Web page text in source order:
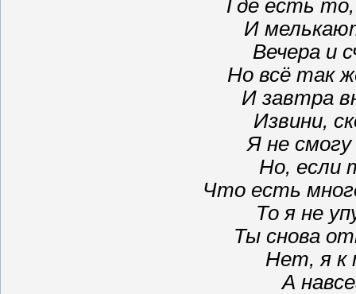
Где есть
И
Вечера и
Но всё так
И завтра
Извини,
Я не
Но, если
Что есть
То я не
Ты снова
Нет, я к
А